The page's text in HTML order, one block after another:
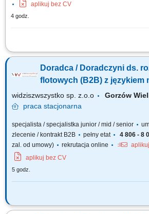
aplikuj bez CV
4 godz.
Opis stanowiska: Aktywne pozyskiwanie nowych
technicznych dla firm produkcyjnych.
negocjowanie warunków współpracy. Analiza
Doradca / Doradczyni ds.
flotowych (B2B) z językiem
widziszwszystko sp. z.o.o
Gorzów
praca stacjonarna
specjalista / specjalistka junior / mid / senior
zlecenie / kontrakt B2B
pełny etat 4 806 - 8
zal. od umowy)
rekrutacja online
aplikuj bez CV
5 godz.
Opis stanowiska Poszukujemy osoby